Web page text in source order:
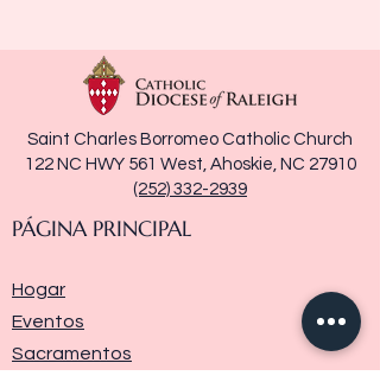
Saint Charles Borromeo Catholic Church
122 NC HWY 561 West, Ahoskie, NC 27910
(252) 332-2939
PÁGINA PRINCIPAL
Hogar
Eventos
Sacramentos